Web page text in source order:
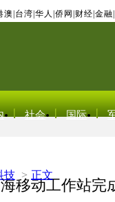
澳 台湾 华人 侨网 财经 金融
社会 国际
技 > 正文
移动工作站完